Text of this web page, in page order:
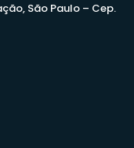
São Paulo – Cep.